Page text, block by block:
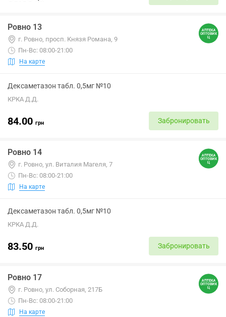
Ровно 13
г. Ровно, просп. Князя Романа, 9
Пн-Вс: 08:00-21:00
На карте
Дексаметазон табл. 0,5мг №10
КРКА Д.Д.
84.00 грн Забронировать
Ровно 14
г. Ровно, ул. Виталия Магеля, 7
Пн-Вс: 08:00-21:00
На карте
Дексаметазон табл. 0,5мг №10
КРКА Д.Д.
83.50 грн Забронировать
Ровно 17
г. Ровно, ул. Соборная, 217Б
Пн-Вс: 08:00-21:00
На карте